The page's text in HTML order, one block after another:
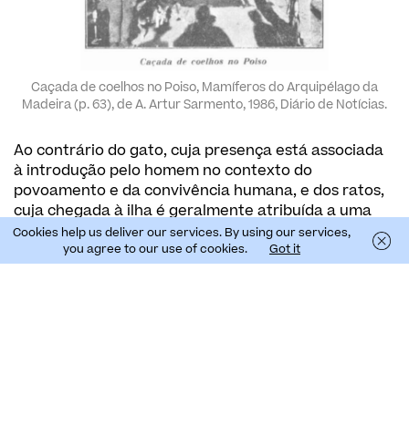
Caçada de coelhos no Poiso, Mamíferos do Arquipélago da
Madeira (p. 63), de A. Artur Sarmento, 1986, Diário de Notícias.
Ao contrário do gato, cuja presença está associada
à introdução pelo homem no contexto do
povoamento e da convivência humana, e dos ratos,
cuja chegada à ilha é geralmente atribuída a uma
introdução acidental, transportados
inadvertidamente nas embarcações, o caso do furão
Cookies help us deliver our services. By using our services,
you agree to our use of cookies.
Got it